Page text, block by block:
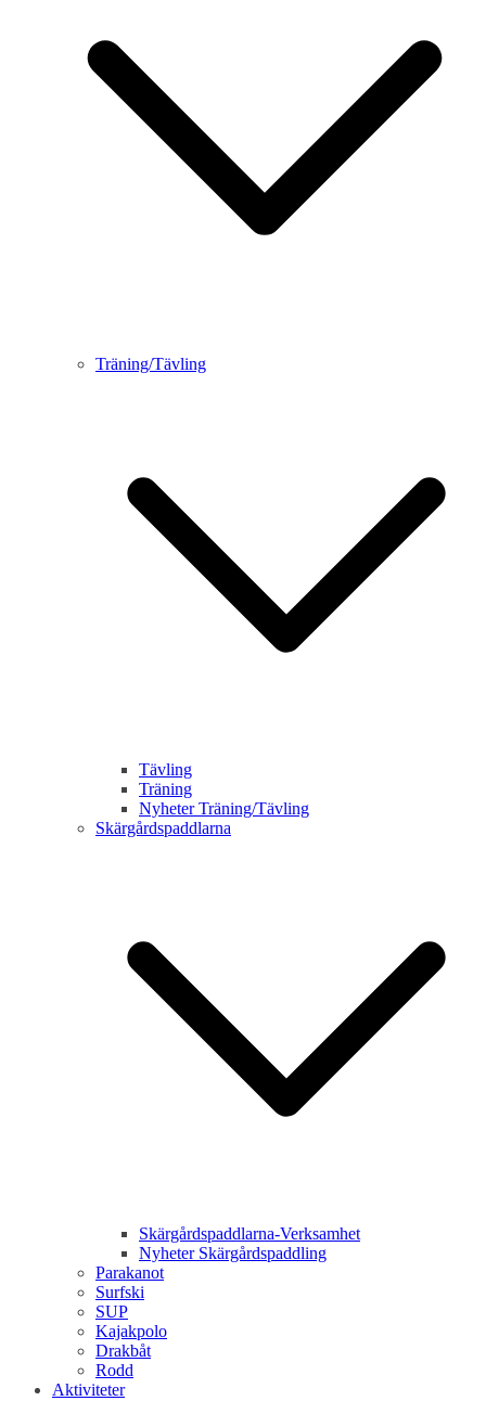
Träning/Tävling
Tävling
Träning
Nyheter Träning/Tävling
Skärgårdspaddlarna
Skärgårdspaddlarna-Verksamhet
Nyheter Skärgårdspaddling
Parakanot
Surfski
SUP
Kajakpolo
Drakbåt
Rodd
Aktiviteter